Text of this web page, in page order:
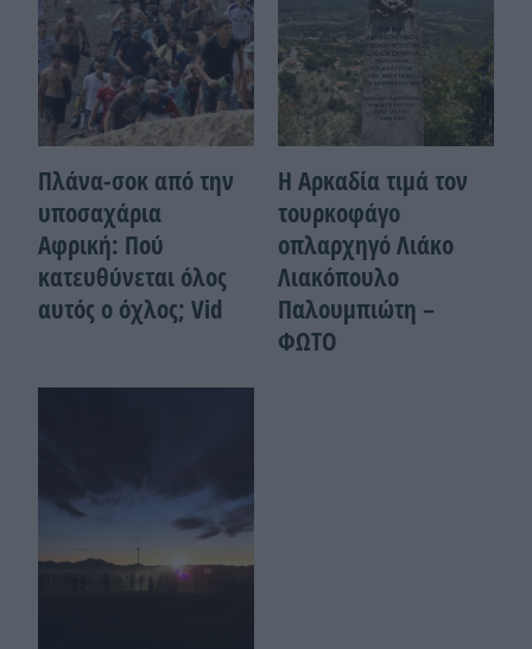
Πλάνα-σοκ από την
υποσαχάρια
Αφρική: Πού
κατευθύνεται όλος
αυτός ο όχλος; Vid
Η Αρκαδία τιμά τον
τουρκοφάγο
οπλαρχηγό Λιάκο
Λιακόπουλο
Παλουμπιώτη –
ΦΩΤΟ